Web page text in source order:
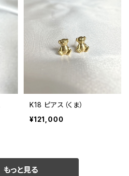
K18 ピアス（くま）
¥121,000
もっと見る